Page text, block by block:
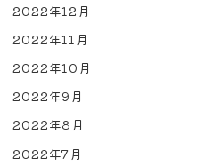
2022年12月
2022年11月
2022年10月
2022年9月
2022年8月
2022年7月